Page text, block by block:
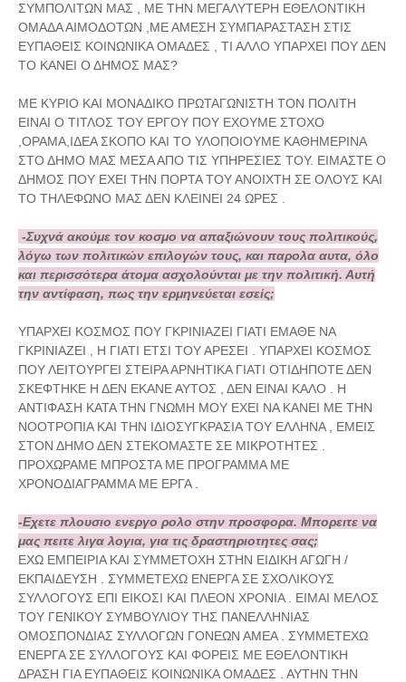
ΣΥΜΠΟΛΙΤΩΝ ΜΑΣ , ΜΕ ΤΗΝ ΜΕΓΑΛΥΤΕΡΗ ΕΘΕΛΟΝΤΙΚΗ
ΟΜΑΔΑ ΑΙΜΟΔΟΤΩΝ ,ΜΕ ΑΜΕΣΗ ΣΥΜΠΑΡΑΣΤΑΣΗ ΣΤΙΣ
ΕΥΠΑΘΕΙΣ ΚΟΙΝΩΝΙΚΑ ΟΜΑΔΕΣ , ΤΙ ΑΛΛΟ ΥΠΑΡΧΕΙ ΠΟΥ ΔΕΝ
ΤΟ ΚΑΝΕΙ Ο ΔΗΜΟΣ ΜΑΣ?
ΜΕ ΚΥΡΙΟ ΚΑΙ ΜΟΝΑΔΙΚΟ ΠΡΩΤΑΓΩΝΙΣΤΗ ΤΟΝ ΠΟΛΙΤΗ
ΕΙΝΑΙ Ο ΤΙΤΛΟΣ ΤΟΥ ΕΡΓΟΥ ΠΟΥ ΕΧΟΥΜΕ ΣΤΟΧΟ
,ΟΡΑΜΑ,ΙΔΕΑ ΣΚΟΠΟ ΚΑΙ ΤΟ ΥΛΟΠΟΙΟΥΜΕ ΚΑΘΗΜΕΡΙΝΑ
ΣΤΟ ΔΗΜΟ ΜΑΣ ΜΕΣΑ ΑΠΟ ΤΙΣ ΥΠΗΡΕΣΙΕΣ ΤΟΥ. ΕΙΜΑΣΤΕ Ο
ΔΗΜΟΣ ΠΟΥ ΕΧΕΙ ΤΗΝ ΠΟΡΤΑ ΤΟΥ ΑΝΟΙΧΤΗ ΣΕ ΟΛΟΥΣ ΚΑΙ
ΤΟ ΤΗΛΕΦΩΝΟ ΜΑΣ ΔΕΝ ΚΛΕΙΝΕΙ 24 ΩΡΕΣ .
-Συχνά ακούμε τον κοσμο να απαξιώνουν τους πολιτικούς,
λόγω των πολιτικών επιλογών τους, και παρολα αυτα, όλο
και περισσότερα άτομα ασχολούνται με την πολιτική. Αυτή
την αντίφαση, πως την ερμηνεύεται εσείς;
ΥΠΑΡΧΕΙ ΚΟΣΜΟΣ ΠΟΥ ΓΚΡΙΝΙΑΖΕΙ ΓΙΑΤΙ ΕΜΑΘΕ ΝΑ
ΓΚΡΙΝΙΑΖΕΙ , Η ΓΙΑΤΙ ΕΤΣΙ ΤΟΥ ΑΡΕΣΕΙ . ΥΠΑΡΧΕΙ ΚΟΣΜΟΣ
ΠΟΥ ΛΕΙΤΟΥΡΓΕΙ ΣΤΕΙΡΑ ΑΡΝΗΤΙΚΑ ΓΙΑΤΙ ΟΤΙΔΗΠΟΤΕ ΔΕΝ
ΣΚΕΦΤΗΚΕ Η ΔΕΝ ΕΚΑΝΕ ΑΥΤΟΣ , ΔΕΝ ΕΙΝΑΙ ΚΑΛΟ . Η
ΑΝΤΙΦΑΣΗ ΚΑΤΑ ΤΗΝ ΓΝΩΜΗ ΜΟΥ ΕΧΕΙ ΝΑ ΚΑΝΕΙ ΜΕ ΤΗΝ
ΝΟΟΤΡΟΠΙΑ ΚΑΙ ΤΗΝ ΙΔΙΟΣΥΓΚΡΑΣΙΑ ΤΟΥ ΕΛΛΗΝΑ , ΕΜΕΙΣ
ΣΤΟΝ ΔΗΜΟ ΔΕΝ ΣΤΕΚΟΜΑΣΤΕ ΣΕ ΜΙΚΡΟΤΗΤΕΣ .
ΠΡΟΧΩΡΑΜΕ ΜΠΡΟΣΤΑ ΜΕ ΠΡΟΓΡΑΜΜΑ ΜΕ
ΧΡΟΝΟΔΙΑΓΡΑΜΜΑ ΜΕ ΕΡΓΑ .
-Εχετε πλουσιο ενεργο ρολο στην προσφορα. Μπορειτε να
μας πειτε λιγα λογια, για τις δραστηριοτητες σας;
ΕΧΩ ΕΜΠΕΙΡΙΑ ΚΑΙ ΣΥΜΜΕΤΟΧΗ ΣΤΗΝ ΕΙΔΙΚΗ ΑΓΩΓΗ /
ΕΚΠΑΙΔΕΥΣΗ . ΣΥΜΜΕΤΕΧΩ ΕΝΕΡΓΑ ΣΕ ΣΧΟΛΙΚΟΥΣ
ΣΥΛΛΟΓΟΥΣ ΕΠΙ ΕΙΚΟΣΙ ΚΑΙ ΠΛΕΟΝ ΧΡΟΝΙΑ . ΕΙΜΑΙ ΜΕΛΟΣ
ΤΟΥ ΓΕΝΙΚΟΥ ΣΥΜΒΟΥΛΙΟΥ ΤΗΣ ΠΑΝΕΛΛΗΝΙΑΣ
ΟΜΟΣΠΟΝΔΙΑΣ ΣΥΛΛΟΓΩΝ ΓΟΝΕΩΝ ΑΜΕΑ . ΣΥΜΜΕΤΕΧΩ
ΕΝΕΡΓΑ ΣΕ ΣΥΛΛΟΓΟΥΣ ΚΑΙ ΦΟΡΕΙΣ ΜΕ ΕΘΕΛΟΝΤΙΚΗ
ΔΡΑΣΗ ΓΙΑ ΕΥΠΑΘΕΙΣ ΚΟΙΝΩΝΙΚΑ ΟΜΑΔΕΣ . ΑΥΤΗΝ ΤΗΝ